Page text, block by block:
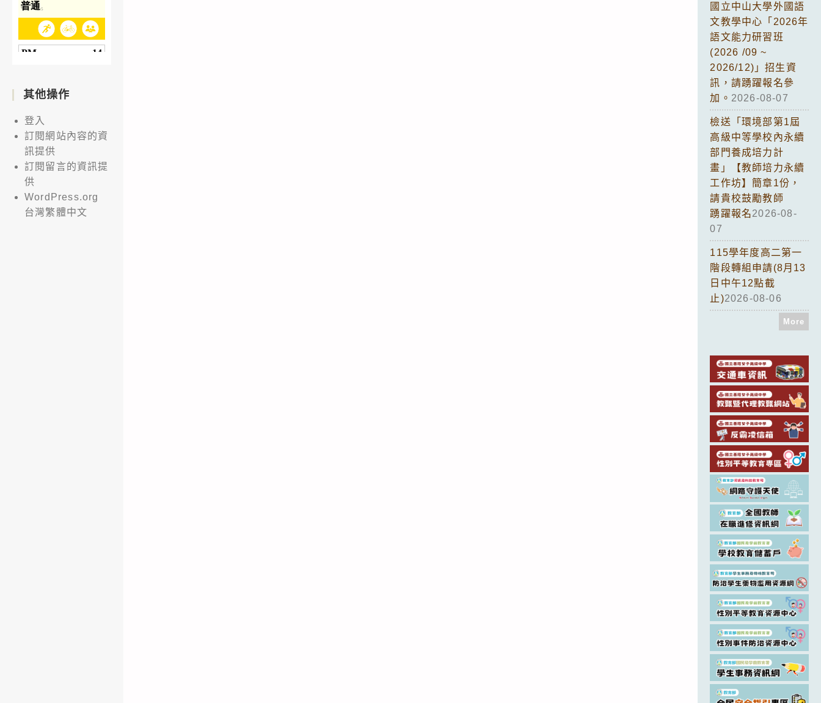
其他操作
登入
訂閱網站內容的資
訊提供
訂閱留言的資訊提
供
WordPress.org
台灣繁體中文
國立中山大學外國語
文教學中心「2026年
語文能力研習班
(2026 /09 ~
2026/12)」招生資
訊，請踴躍報名參
加。 2026-08-07
檢送「環境部第1屆
高級中等學校內永續
部門養成培力計
畫」【教師培力永續
工作坊】簡章1份，
請貴校鼓勵教師
踴躍報名2026-08-
07
115學年度高二第一
階段轉組申請(8月13
日中午12點截
止)2026-08-06
More